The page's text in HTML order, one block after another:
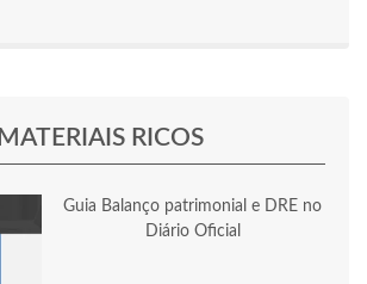
MATERIAIS RICOS
Guia Balanço patrimonial e DRE no
Diário Oficial